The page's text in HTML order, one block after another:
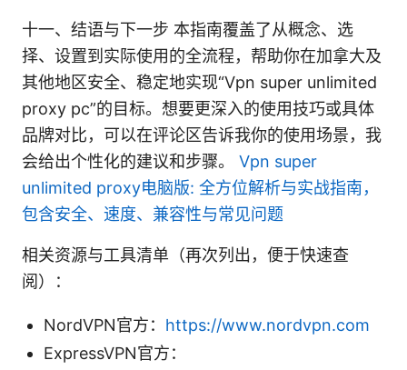
十一、结语与下一步 本指南覆盖了从概念、选
择、设置到实际使用的全流程，帮助你在加拿大及
其他地区安全、稳定地实现“Vpn super unlimited
proxy pc”的目标。想要更深入的使用技巧或具体
品牌对比，可以在评论区告诉我你的使用场景，我
会给出个性化的建议和步骤。 Vpn super
unlimited proxy电脑版: 全方位解析与实战指南，
包含安全、速度、兼容性与常见问题
相关资源与工具清单（再次列出，便于快速查
阅）：
NordVPN官方： https://www.nordvpn.com
ExpressVPN官方：